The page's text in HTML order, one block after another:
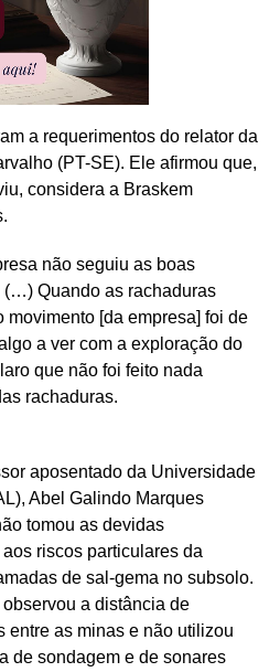
a requerimentos do relator da
(PT-SE). Ele afirmou que,
considera a Braskem
não seguiu as boas
(…) Quando as rachaduras
movimento [da empresa] foi de
a ver com a exploração do
que não foi feito nada
rachaduras.
aposentado da Universidade
Abel Galindo Marques
tomou as devidas
riscos particulares da
de sal-gema no subsolo.
a distância de
entre as minas e não utilizou
de sondagem e de sonares